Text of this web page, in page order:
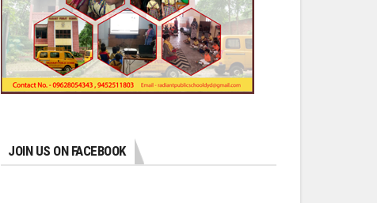
JOIN US ON FACEBOOK